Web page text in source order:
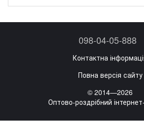
098-04-05-888
Контактна
Повна версія сайту
© 2014—2026
Оптово-роздрібний